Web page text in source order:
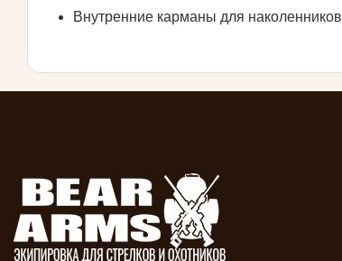
Внутренние карманы для наколенников